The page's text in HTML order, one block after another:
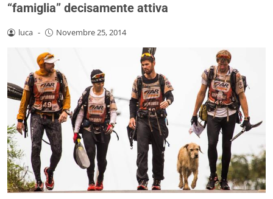
“famiglia” decisamente attiva
luca - Novembre 25, 2014